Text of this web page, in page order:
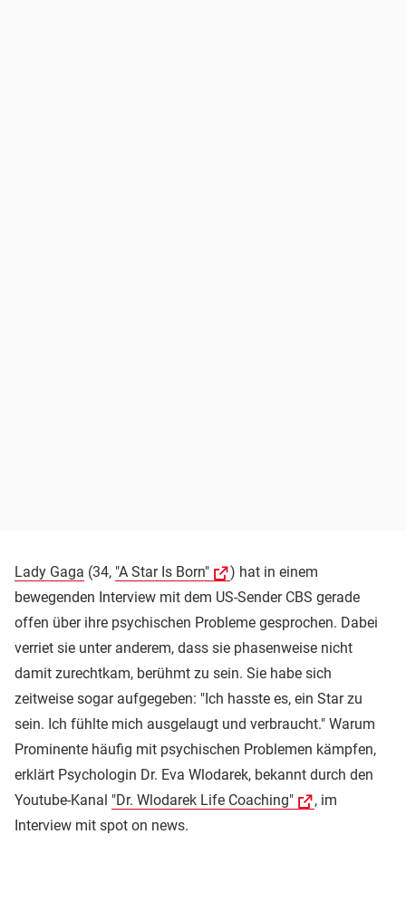
Lady Gaga (34, "A Star Is Born"
) hat in einem
bewegenden Interview mit dem US-Sender CBS gerade
offen über ihre psychischen Probleme gesprochen. Dabei
verriet sie unter anderem, dass sie phasenweise nicht
damit zurechtkam, berühmt zu sein. Sie habe sich
zeitweise sogar aufgegeben: "Ich hasste es, ein Star zu
sein. Ich fühlte mich ausgelaugt und verbraucht." Warum
Prominente häufig mit psychischen Problemen kämpfen,
erklärt Psychologin Dr. Eva Wlodarek, bekannt durch den
Youtube-Kanal "Dr. Wlodarek Life Coaching"
, im
Interview mit spot on news.